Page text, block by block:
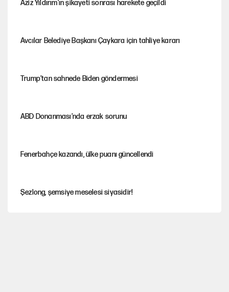
Aziz Yıldırım’ın şikayeti sonrası harekete geçildi
Avcılar Belediye Başkanı Çaykara için tahliye kararı
Trump’tan sahnede Biden göndermesi
ABD Donanması’nda erzak sorunu
Fenerbahçe kazandı, ülke puanı güncellendi
Şezlong, şemsiye meselesi siyasidir!